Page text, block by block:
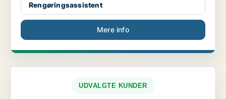
Rengøringsassistent
Mere info
UDVALGTE KUNDER